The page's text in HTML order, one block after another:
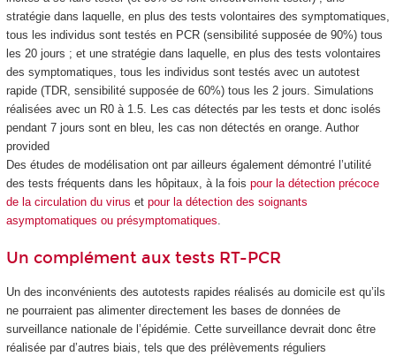
stratégie dans laquelle, en plus des tests volontaires des symptomatiques,
tous les individus sont testés en PCR (sensibilité supposée de 90%) tous
les 20 jours ; et une stratégie dans laquelle, en plus des tests volontaires
des symptomatiques, tous les individus sont testés avec un autotest
rapide (TDR, sensibilité supposée de 60%) tous les 2 jours. Simulations
réalisées avec un R0 à 1.5. Les cas détectés par les tests et donc isolés
pendant 7 jours sont en bleu, les cas non détectés en orange. Author
provided
Des études de modélisation ont par ailleurs également démontré l’utilité
des tests fréquents dans les hôpitaux, à la fois pour la détection précoce
de la circulation du virus et pour la détection des soignants
asymptomatiques ou présymptomatiques
Un complément aux tests RT-PCR
Un des inconvénients des autotests rapides réalisés au domicile est qu’ils
ne pourraient pas alimenter directement les bases de données de
surveillance nationale de l’épidémie. Cette surveillance devrait donc être
réalisée par d’autres biais, tels que des prélèvements réguliers